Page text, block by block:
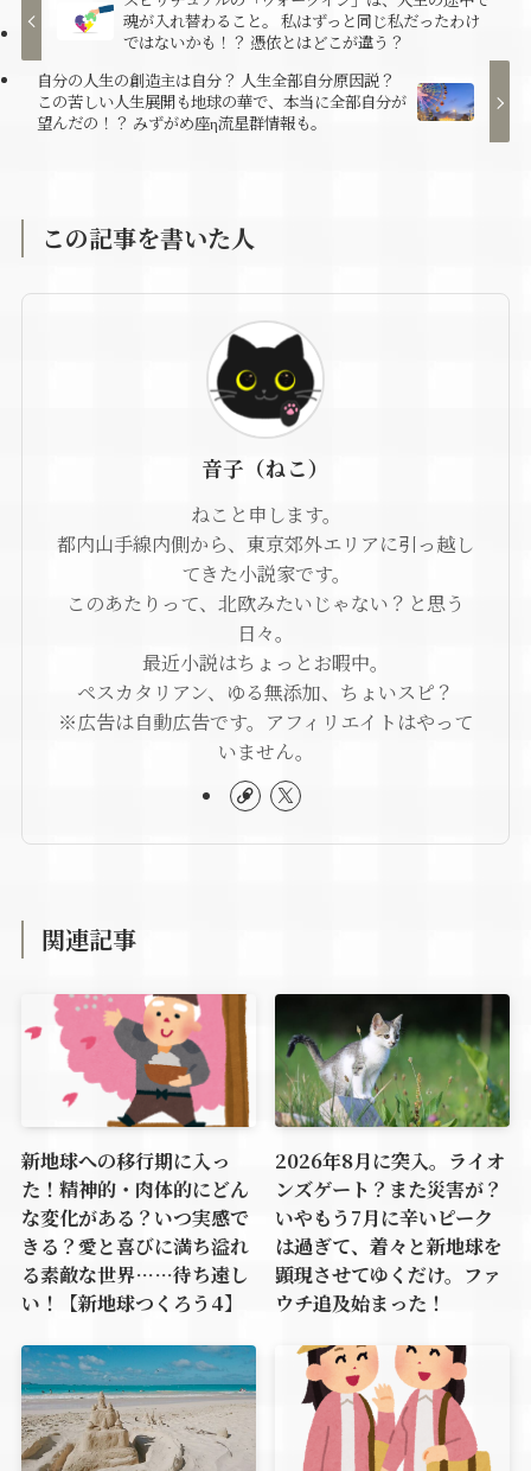
魂が入れ替わること。 私はずっと同じ私だったわけ
ではないかも！？ 憑依とはどこが違う？
自分の人生の創造主は自分？ 人生全部自分原因説？
この苦しい人生展開も地球の華で、本当に全部自分が
望んだの！？ みずがめ座η流星群情報も。
この記事を書いた人
音子（ねこ）
ねこと申します。
都内山手線内側から、東京郊外エリアに引っ越し
てきた小説家です。
このあたりって、北欧みたいじゃない？と思う
日々。
最近小説はちょっとお暇中。
ペスカタリアン、ゆる無添加、ちょいスピ？
※広告は自動広告です。アフィリエイトはやって
いません。
関連記事
新地球への移行期に入っ
た！精神的・肉体的にどん
な変化がある？いつ実感で
きる？愛と喜びに満ち溢れ
る素敵な世界……待ち遠し
い！【新地球つくろう4】
2026年8月に突入。ライオ
ンズゲート？また災害が？
いやもう7月に辛いピーク
は過ぎて、着々と新地球を
顕現させてゆくだけ。ファ
ウチ追及始まった！